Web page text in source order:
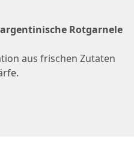
Rotgarnele
aus frischen Zutaten